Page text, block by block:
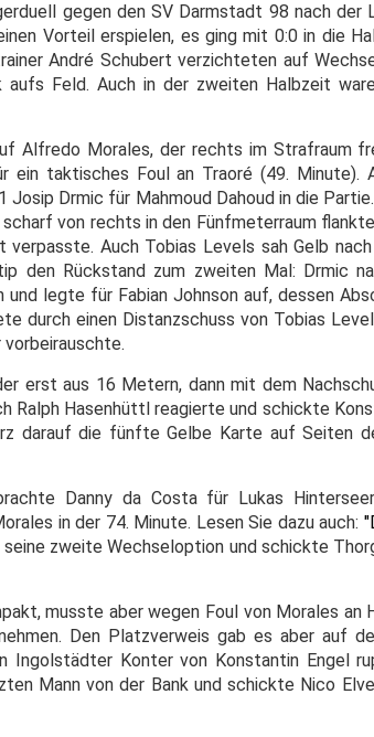
gegen den SV Darmstadt 98 nach der
Vorteil erspielen, es ging mit 0:0 in die
André Schubert verzichteten auf
aufs Feld. Auch in der zweiten Halbzeit
Alfredo Morales, der rechts im Strafraum
ein taktisches Foul an Traoré (49. Minute).
Drmic für Mahmoud Dahoud in die
von rechts in den Fünfmeterraum
Auch Tobias Levels sah Gelb
den Rückstand zum zweiten Mal: Drmic
und legte für Fabian Johnson auf, dessen
durch einen Distanzschuss von Tobias
erst aus 16 Metern, dann mit dem
Ralph Hasenhüttl reagierte und schickte
darauf die fünfte Gelbe Karte auf Seiten
Danny da Costa für Lukas
in der 74. Minute. Lesen Sie dazu auch:
zweite Wechseloption und schickte
musste aber wegen Foul von Morales an
Den Platzverweis gab es aber auf
Ingolstädter Konter von Konstantin Engel
Mann von der Bank und schickte Nico